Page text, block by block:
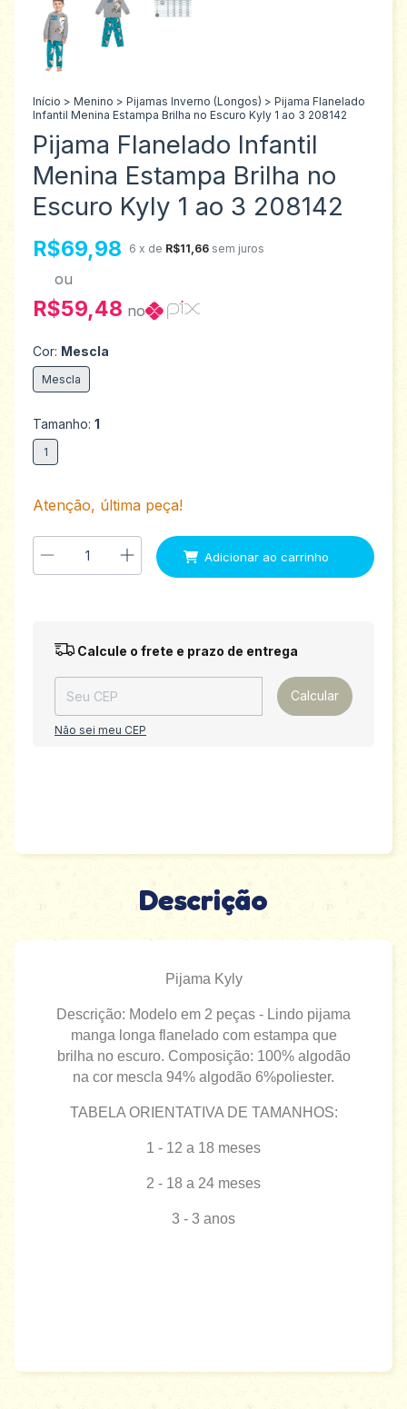
Início > Menino > Pijamas Inverno (Longos) > Pijama Flanelado
Infantil Menina Estampa Brilha no Escuro Kyly 1 ao 3 208142
Pijama Flanelado Infantil
Menina Estampa Brilha no
Escuro Kyly 1 ao 3 208142
R$69,98 6 x de R$11,66 sem juros
ou
R$59,48 no
Cor: Mescla
Mescla
Tamanho: 1
1
Atenção, última peça!
Entregas para o CEP: Alterar CEP
Calcule o frete e prazo de entrega
Calcular
Não sei meu CEP
Descrição
Pijama Kyly
Descrição: Modelo em 2 peças - Lindo pijama
manga longa flanelado com estampa que
brilha no escuro. Composição: 100% algodão
na cor mescla 94% algodão 6%poliester.
TABELA ORIENTATIVA DE TAMANHOS:
1 - 12 a 18 meses
2 - 18 a 24 meses
3 - 3 anos